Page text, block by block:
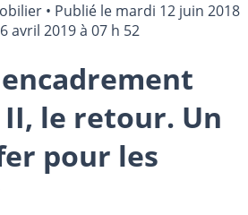
• Publié le mardi 12 juin 2018
avril 2019 à 07 h 52
encadrement
le retour. Un
pour les